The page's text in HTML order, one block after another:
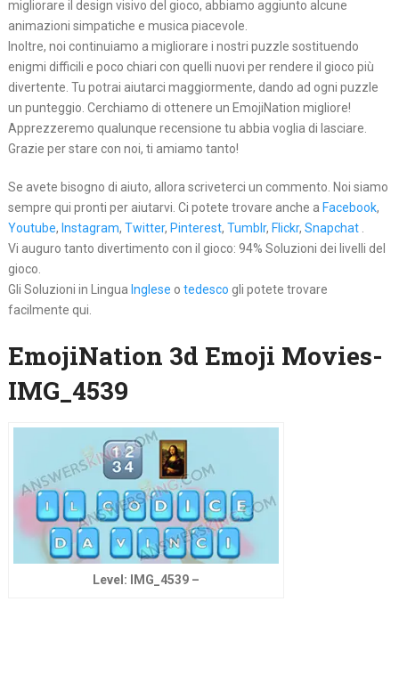
migliorare il design visivo del gioco, abbiamo aggiunto alcune
animazioni simpatiche e musica piacevole.
Inoltre, noi continuiamo a migliorare i nostri puzzle sostituendo
enigmi difficili e poco chiari con quelli nuovi per rendere il gioco più
divertente. Tu potrai aiutarci maggiormente, dando ad ogni puzzle
un punteggio. Cerchiamo di ottenere un EmojiNation migliore!
Apprezzeremo qualunque recensione tu abbia voglia di lasciare.
Grazie per stare con noi, ti amiamo tanto!
Se avete bisogno di aiuto, allora scriveterci un commento. Noi siamo
sempre qui pronti per aiutarvi. Ci potete trovare anche a Facebook,
Youtube, Instagram, Twitter, Pinterest, Tumblr, Flickr, Snapchat.
Vi auguro tanto divertimento con il gioco: 94% Soluzioni dei livelli del
gioco.
Gli Soluzioni in Lingua Inglese o tedesco gli potete trovare
facilmente qui.
EmojiNation 3d Emoji Movies-
IMG_4539
Level: IMG_4539 –